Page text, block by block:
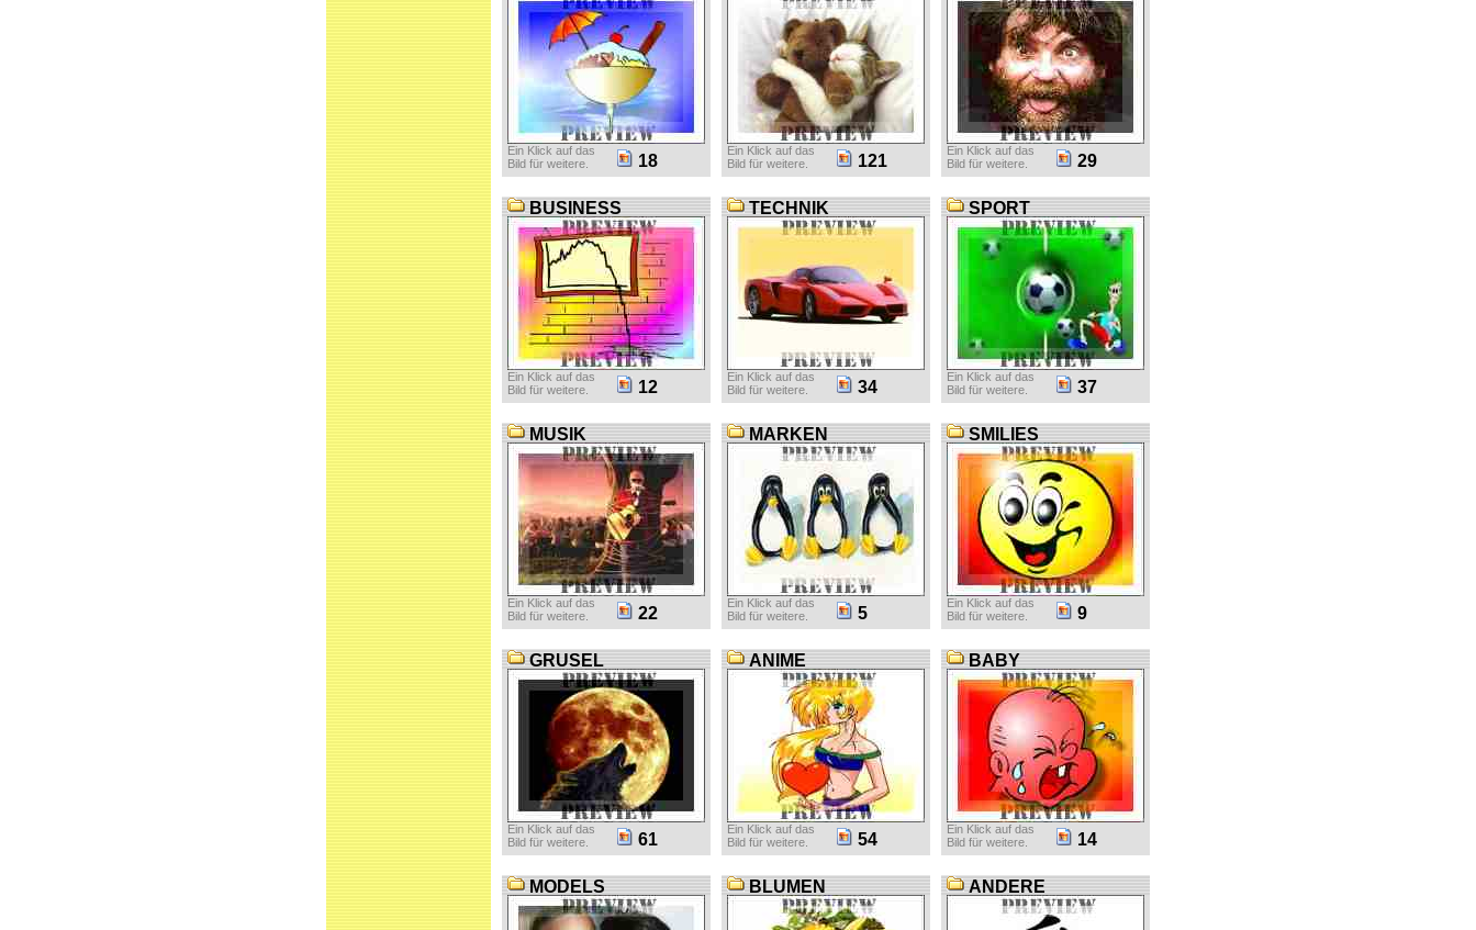
Ein Klick auf das
Bild für weitere.
18
Ein Klick auf das
Bild für weitere.
121
Ein Klick auf das
Bild für weitere.
29
BUSINESS
Ein Klick auf das
Bild für weitere.
12
TECHNIK
Ein Klick auf das
Bild für weitere.
34
SPORT
Ein Klick auf das
Bild für weitere.
37
MUSIK
Ein Klick auf das
Bild für weitere.
22
MARKEN
Ein Klick auf das
Bild für weitere.
5
SMILIES
Ein Klick auf das
Bild für weitere.
9
GRUSEL
Ein Klick auf das
Bild für weitere.
61
ANIME
Ein Klick auf das
Bild für weitere.
54
BABY
Ein Klick auf das
Bild für weitere.
14
MODELS BLUMEN ANDERE